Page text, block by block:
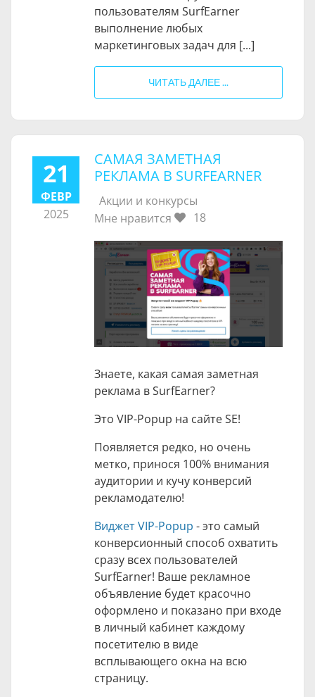
пользователям SurfEarner
выполнение любых
маркетинговых задач для [...]
ЧИТАТЬ ДАЛЕЕ ...
21
ФЕВР
2025
САМАЯ ЗАМЕТНАЯ
РЕКЛАМА В SURFEARNER
Акции и конкурсы
Мне нравится
18
Знаете, какая самая заметная
реклама в SurfEarner?
Это VIP-Popup на сайте SE!
Появляется редко, но очень
метко, принося 100% внимания
аудитории и кучу конверсий
рекламодателю!
Виджет VIP-Popup - это самый
конверсионный способ охватить
сразу всех пользователей
SurfEarner! Ваше рекламное
объявление будет красочно
оформлено и показано при входе
в личный кабинет каждому
посетителю в виде
всплывающего окна на всю
страницу.